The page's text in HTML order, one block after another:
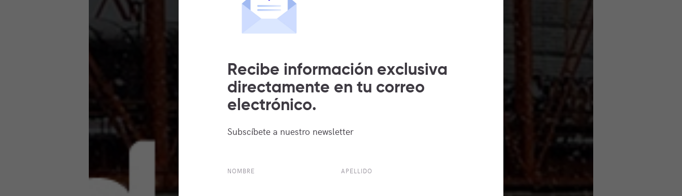
Recibe información exclusiva
directamente en tu correo
electrónico.
Subscíbete a nuestro newsletter
NOMBRE APELLIDO